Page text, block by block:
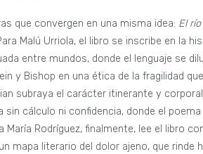
que convergen en una misma idea: El
Malú Urriola, el libro se inscribe en la
entre mundos, donde el lenguaje se
y Bishop en una ética de la fragilidad
subraya el carácter itinerante y
sin cálculo ni confidencia, donde el
María Rodríguez, finalmente, lee el libro
mapa literario del dolor ajeno, que rinde